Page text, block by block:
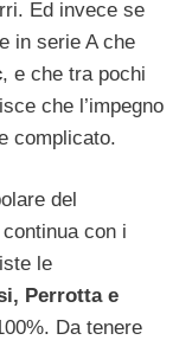
Ed invece se
in serie A che
, e che tra pochi
che l’impegno
complicato.
del
con i
le
Perrotta e
Da tenere